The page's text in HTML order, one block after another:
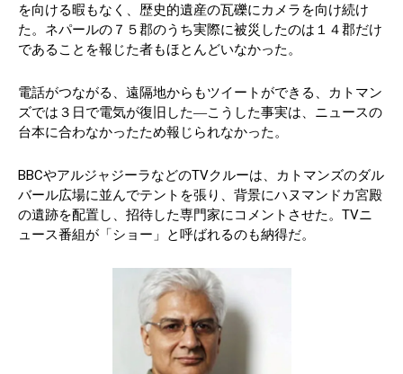
を向ける暇もなく、歴史的遺産の瓦礫にカメラを向け続け
た。ネパールの７５郡のうち実際に被災したのは１４郡だけ
であることを報じた者もほとんどいなかった。
電話がつながる、遠隔地からもツイートができる、カトマン
ズでは３日で電気が復旧した―こうした事実は、ニュースの
台本に合わなかったため報じられなかった。
BBCやアルジャジーラなどのTVクルーは、カトマンズのダル
バール広場に並んでテントを張り、背景にハヌマンドカ宮殿
の遺跡を配置し、招待した専門家にコメントさせた。TVニ
ュース番組が「ショー」と呼ばれるのも納得だ。